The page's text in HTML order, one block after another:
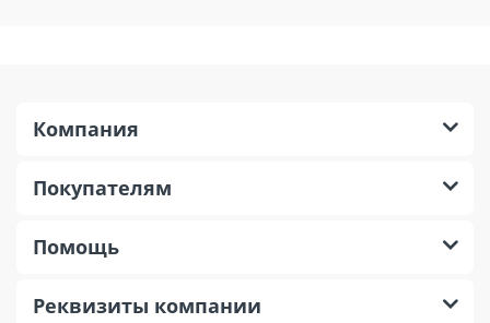
Компания
Покупателям
Помощь
Реквизиты компании